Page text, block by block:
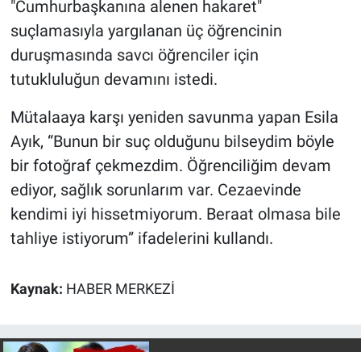
"Cumhurbaşkanına alenen hakaret"
suçlamasıyla yargılanan üç öğrencinin
duruşmasında savcı öğrenciler için
tutukluluğun devamını istedi.
Mütalaaya karşı yeniden savunma yapan Esila
Ayık, “Bunun bir suç olduğunu bilseydim böyle
bir fotoğraf çekmezdim. Öğrenciliğim devam
ediyor, sağlık sorunlarım var. Cezaevinde
kendimi iyi hissetmiyorum. Beraat olmasa bile
tahliye istiyorum” ifadelerini kullandı.
Kaynak: HABER MERKEZİ